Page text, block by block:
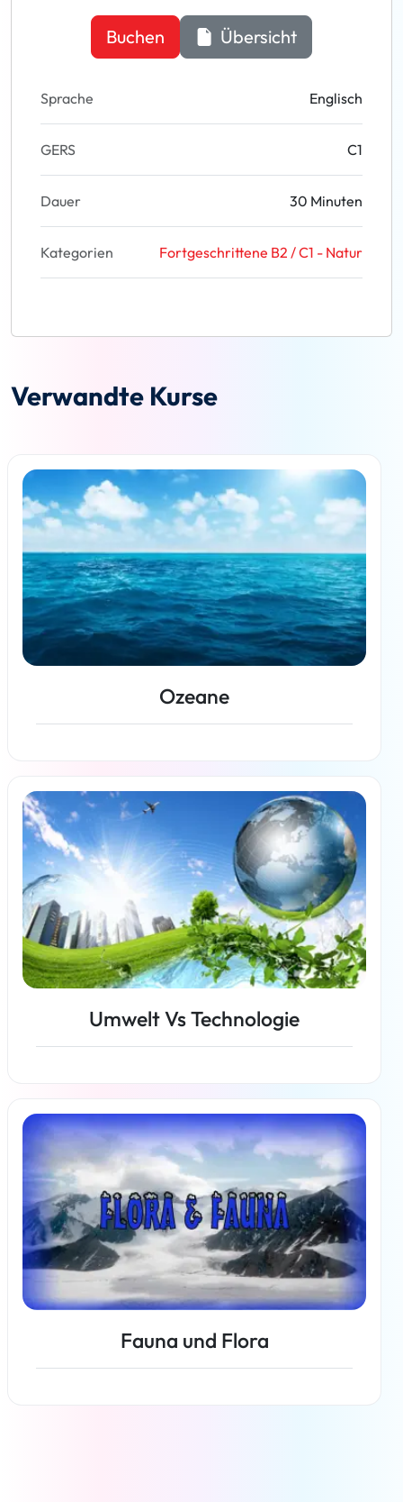
Buchen Übersicht
Sprache Englisch
GERS C1
Dauer 30 Minuten
Kategorien Fortgeschrittene B2 / C1 - Natur
Verwandte Kurse
Ozeane
Weiterlesen
Umwelt Vs Technologie
Weiterlesen
Fauna und Flora